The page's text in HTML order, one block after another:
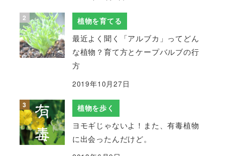
植物を育てる
最近よく聞く「アルブカ」ってどん
な植物？育て方とケープバルブの行
方
2019年10月27日
植物を歩く
ヨモギじゃないよ！また、有毒植物
に出会ったんだけど。